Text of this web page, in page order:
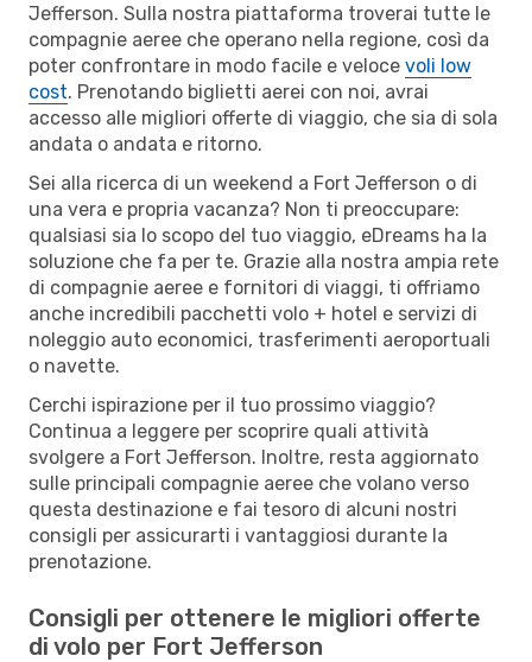
Jefferson. Sulla nostra piattaforma troverai tutte le
compagnie aeree che operano nella regione, così da
poter confrontare in modo facile e veloce voli low
cost. Prenotando biglietti aerei con noi, avrai
accesso alle migliori offerte di viaggio, che sia di sola
andata o andata e ritorno.
Sei alla ricerca di un weekend a Fort Jefferson o di
una vera e propria vacanza? Non ti preoccupare:
qualsiasi sia lo scopo del tuo viaggio, eDreams ha la
soluzione che fa per te. Grazie alla nostra ampia rete
di compagnie aeree e fornitori di viaggi, ti offriamo
anche incredibili pacchetti volo + hotel e servizi di
noleggio auto economici, trasferimenti aeroportuali
o navette.
Cerchi ispirazione per il tuo prossimo viaggio?
Continua a leggere per scoprire quali attività
svolgere a Fort Jefferson. Inoltre, resta aggiornato
sulle principali compagnie aeree che volano verso
questa destinazione e fai tesoro di alcuni nostri
consigli per assicurarti i vantaggiosi durante la
prenotazione.
Consigli per ottenere le migliori offerte
di volo per Fort Jefferson